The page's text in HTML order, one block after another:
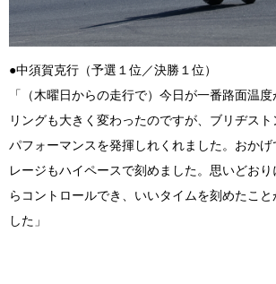
●中須賀克行（予選１位／決勝１位）
「（木曜日からの走行で）今日が一番路面温
リングも大きく変わったのですが、ブリヂス
パフォーマンスを発揮しれくれました。おか
レージもハイペースで刻めました。思いどお
らコントロールでき、いいタイムを刻めたこと
した」